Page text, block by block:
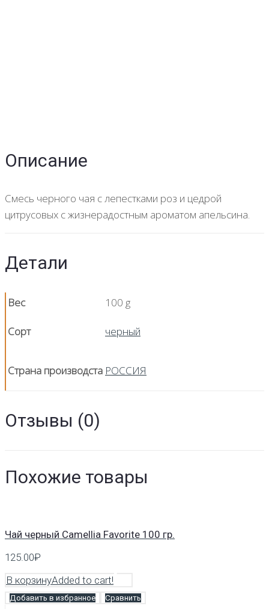
Описание
Смесь черного чая с лепестками роз и цедрой
цитрусовых с жизнерадостным ароматом апельсина.
Детали
Вес 100 g
Сорт черный
Страна производста РОССИЯ
Отзывы (0)
Похожие товары
Чай черный Camellia Favorite 100 гр.
125.00₽
В корзинуAdded to cart!
Добавить в избранное Сравнить